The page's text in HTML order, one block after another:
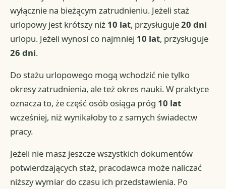
wyłącznie na bieżącym zatrudnieniu. Jeżeli staż
urlopowy jest krótszy niż 10 lat, przysługuje20 dni
urlopu. Jeżeli wynosi co najmniej 10 lat, przysługuje
26 dni.
Do stażu urlopowego mogą wchodzić nie tylko
okresy zatrudnienia, ale też okres nauki. W praktyce
oznacza to, że część osób osiąga próg 10 lat
wcześniej, niż wynikałoby to z samych świadectw
pracy.
Jeżeli nie masz jeszcze wszystkich dokumentów
potwierdzających staż, pracodawca może naliczać
niższy wymiar do czasu ich przedstawienia. Po